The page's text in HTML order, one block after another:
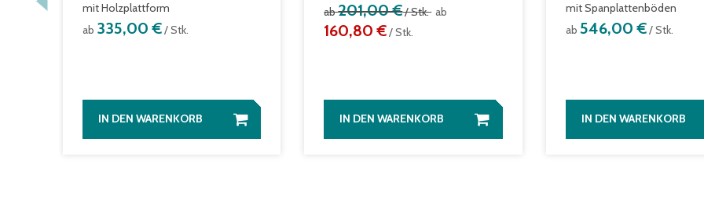
mit Holzplattform
ab 335,00 €/ Stk.
IN DEN WARENKORB
ab201,00 €/ Stk. ab
160,80 €/ Stk.
IN DEN WARENKORB
mit Spanplattenböden
ab 546,00 €/ Stk.
IN DEN WARENKORB